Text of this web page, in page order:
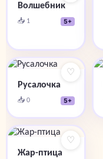
Волшебник
📥 1 5+
♡
Русалочка
📥 0 5+
♡
Жар-птица